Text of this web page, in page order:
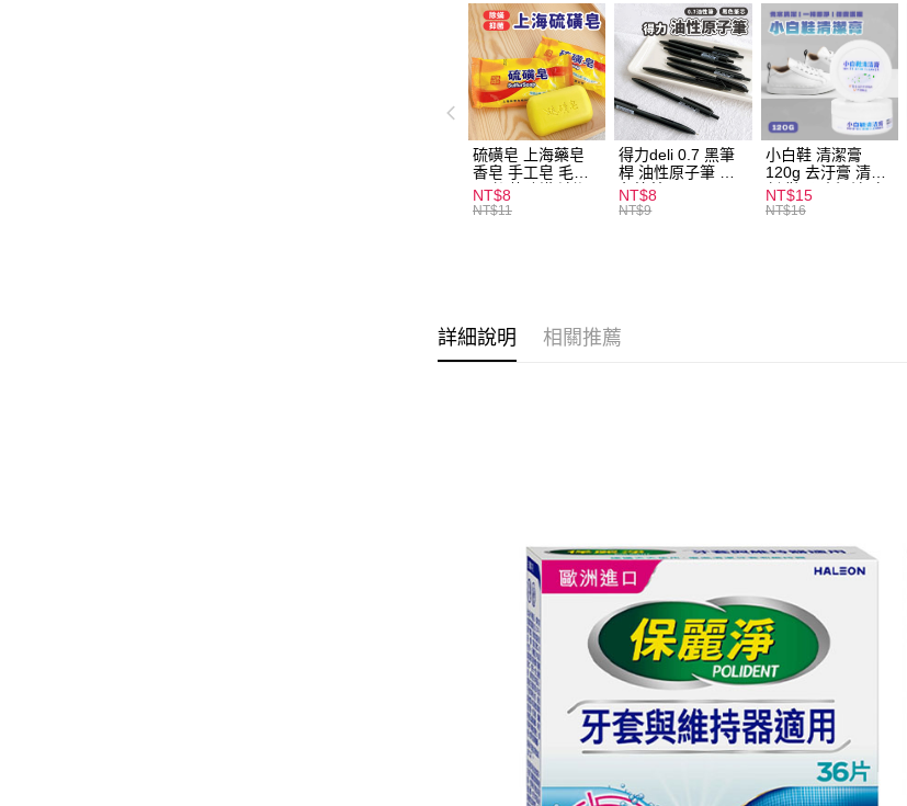
硫磺皂 上海藥皂
香皂 手工皂 毛囊
炎 抑菌除蟎 清潔
護膚 去油去痘 寵
NT$8
NT$11
得力deli 0.7 黑筆
桿 油性原子筆 黑
色筆芯 S304
NT$8
NT$9
小白鞋 清潔膏
120g 去汙膏 清潔
劑 鞋子 去汙漬 白
皮鞋 鞋油
NT$15
NT$16
詳細說明 相關推薦